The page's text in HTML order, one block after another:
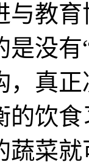
教育
是没
，真
的饮
蔬菜